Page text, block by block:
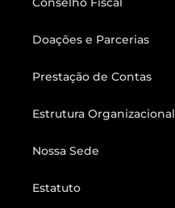
Doações e Parcerias
Prestação de Contas
Estrutura Organizacional
Nossa Sede
Estatuto